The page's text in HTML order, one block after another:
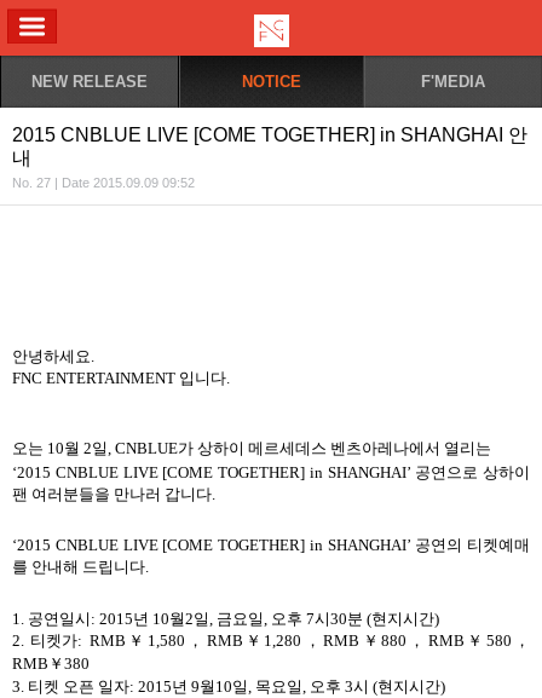
NEW RELEASE NOTICE F'MEDIA
2015 CNBLUE LIVE [COME TOGETHER] in SHANGHAI 안
내
No. 27 | Date 2015.09.09 09:52
안녕하세요.
FNC ENTERTAINMENT 입니다.
오는 10월 2일, CNBLUE가 상하이 메르세데스 벤츠아레나에서 열리는
‘2015 CNBLUE LIVE [COME TOGETHER] in SHANGHAI’ 공연으로 상하이
팬 여러분들을 만나러 갑니다.
‘2015 CNBLUE LIVE [COME TOGETHER] in SHANGHAI’ 공연의 티켓예매
를 안내해 드립니다.
1. 공연일시 : 2015년 10월2일, 금요일, 오후 7시30분 (현지시간)
2. 티켓가: RMB ￥ 1,580 ， RMB ￥ 1,280 ，RMB ￥ 880 ， RMB ￥ 580 ，
RMB ￥ 380
3. 티켓 오픈 일자: 2015년 9월 10일, 목요일, 오후 3시 (현지시간)